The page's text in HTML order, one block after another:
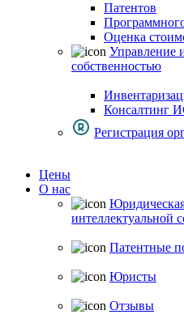
Патентов
Оценка
Управление
собственностью
Консалтинг
Регистрация
Цены
О нас
интеллектуальной
Патентные
Юристы
Отзывы